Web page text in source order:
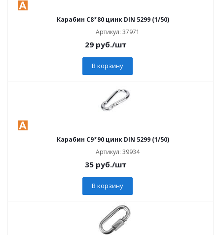
Карабин C8*80 цинк DIN 5299 (1/50)
Артикул: 37971
29руб./шт
В корзину
Карабин C9*90 цинк DIN 5299 (1/50)
Артикул: 39934
35руб./шт
В корзину